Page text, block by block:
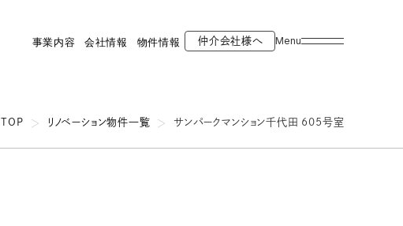
事業内容 会社情報 物件情報 仲介会社様へ Menu
TOP リノベーション物件一覧 サンパークマンション千代田 605号室